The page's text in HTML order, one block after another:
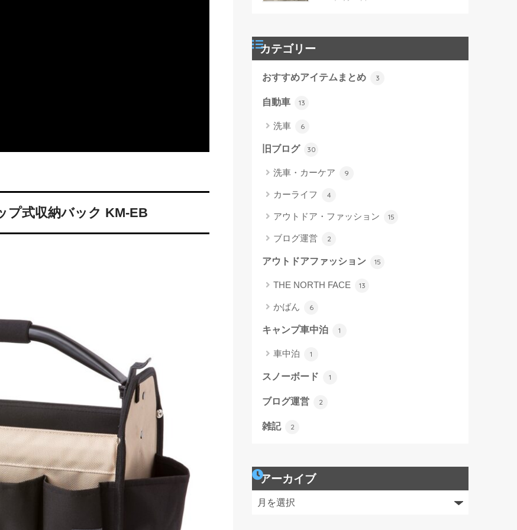
プ式収納バック KM-EB
カテゴリー
おすすめアイテムまとめ 3
自動車 13
洗車 6
旧ブログ 30
洗車・カーケア 9
カーライフ 4
アウトドア・ファッション 15
ブログ運営 2
アウトドアファッション 15
THE NORTH FACE 13
かばん 6
キャンプ車中泊 1
車中泊 1
スノーボード 1
ブログ運営 2
雑記 2
アーカイブ